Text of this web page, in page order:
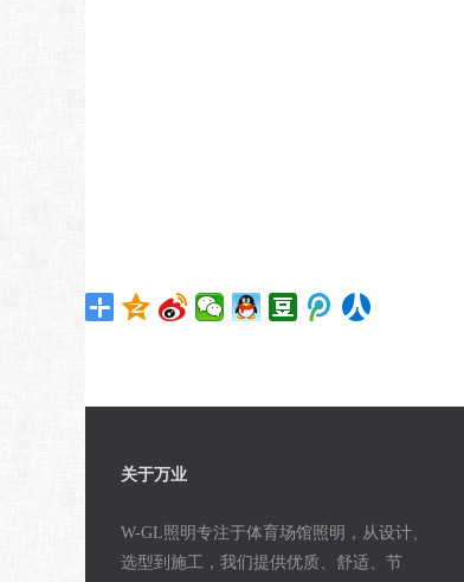
关于万业
W-GL照明专注于体育场馆照明，从设计、
选型到施工，我们提供优质、舒适、节